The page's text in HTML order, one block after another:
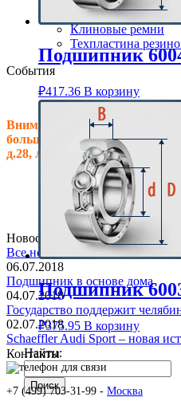
Сальники
Клиновые ремни
Техпластина
События
Внимание! Офис в Санкт-
больше, теперь мы
д.28, литер.А! Ждем Вас в
Новостная лента
Все новости
06.07.2018
Подшипник в основе дома
04.07.2018
Государство поддержит
02.07.2018
Schaeffler Audi Sport – новая
Найти:
Подшипник
₽417.36 В корзину
Подшипник
₽375.95 В корзину
Контакты
+7 (499) 703-31-99 - Москва